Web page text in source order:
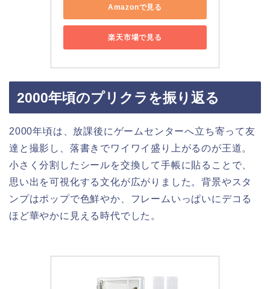
Amazonで見る
楽天市場で見る
2000年頃のプリクラを振り返る
2000年頃は、放課後にゲームセンターへ立ち寄って友
達と撮影し、落書きでワイワイ盛り上がるのが王道。
小さく分割したシールを交換して手帳に貼ることで、
思い出を可視化する文化が広がりました。背景やスタ
ンプはポップで色鮮やか、フレームいっぱいにデコる
ほど華やかに見える時代でした。